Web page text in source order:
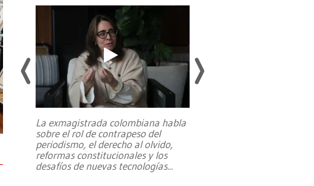
La exmagistrada colombiana habla
sobre el rol de contrapeso del
periodismo, el derecho al olvido,
reformas constitucionales y los
desafíos de nuevas tecnologías...